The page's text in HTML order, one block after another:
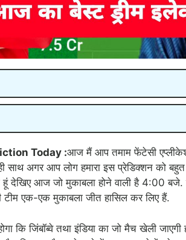
Today :आज मैं आप तमाम फेंटेसी
साथ अगर आप लोग हमारा इस प्रेडिक्शन को
हूं देखिए आज जो मुकाबला होने वाली है 4:00
टीम एक-एक मुकाबला जीत हासिल कर लिए हैं.
कि जिंबॉब्वे तथा इंडिया का जो मैच खेली